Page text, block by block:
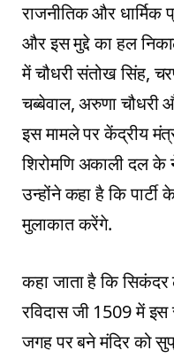
राजनीतिक और धार्मिक
और इस मुद्दे का हल
में चौधरी संतोख सिंह,
चब्बेवाल, अरुणा चौधरी
इस मामले पर केंद्रीय
शिरोमणि अकाली दल
उन्होंने कहा है कि पार्टी
मुलाकात करेंगे.
कहा जाता है कि
रविदास जी 1509 में
जगह पर बने मंदिर को